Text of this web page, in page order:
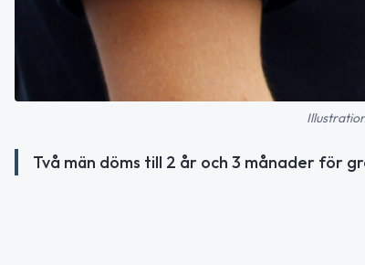
Två män döms till 2 år och 3 månader för